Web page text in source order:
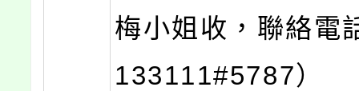
梅小姐收，聯絡電
133111#5787）